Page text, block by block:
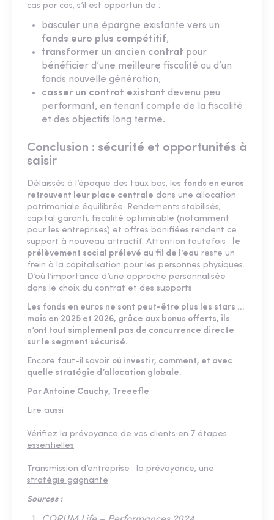
cas par cas, s’il est opportun de :
basculer une épargne existante vers un
fonds euro plus compétitif,
transformer un ancien contrat pour
bénéficier d’une meilleure fiscalité ou d’un
fonds nouvelle génération,
casser un contrat existant devenu peu
performant, en tenant compte de la fiscalité
et des objectifs long terme.
Conclusion : sécurité et opportunités à
saisir
Délaissés à l’époque des taux bas, les fonds en euros
retrouvent leur place centrale dans une allocation
patrimoniale équilibrée. Rendements stabilisés,
capital garanti, fiscalité optimisable (notamment
pour les entreprises) et offres bonifiées rendent ce
support à nouveau attractif. Attention toutefois : le
prélèvement social prélevé au fil de l’eau reste un
frein à la capitalisation pour les personnes physiques.
D’où l’importance d’une approche personnalisée
dans le choix du contrat et des supports.
Les fonds en euros ne sont peut-être plus les stars …
mais en 2025 et 2026, grâce aux bonus offerts, ils
n’ont tout simplement pas de concurrence directe
sur le segment sécurisé.
Encore faut-il savoir où investir, comment, et avec
quelle stratégie d’allocation globale.
Par Antoine Cauchy, Treeefle
Lire aussi :
Vérifiez la prévoyance de vos clients en 7 étapes
essentielles
Transmission d’entreprise : la prévoyance, une
stratégie gagnante
Sources :